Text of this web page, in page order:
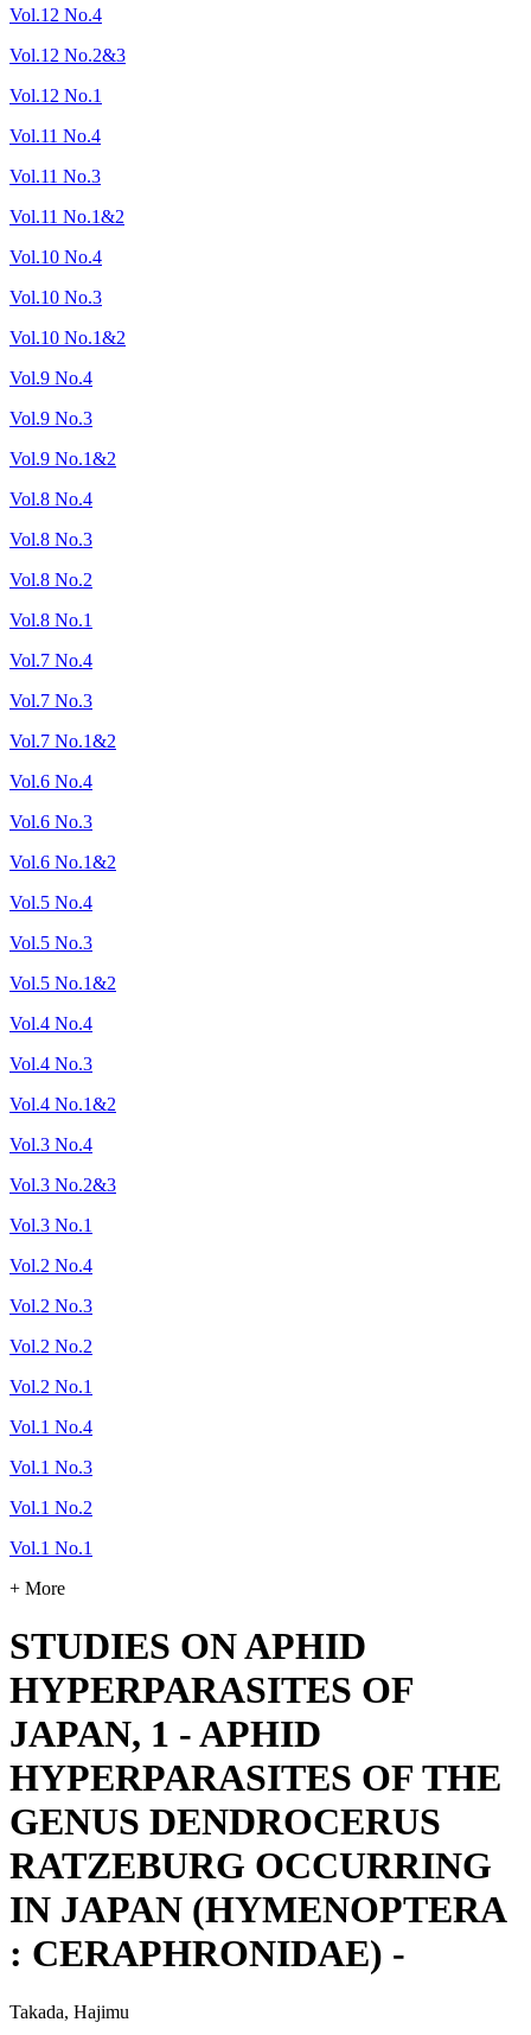
Vol.12 No.4
Vol.12 No.2&3
Vol.12 No.1
Vol.11 No.4
Vol.11 No.3
Vol.11 No.1&2
Vol.10 No.4
Vol.10 No.3
Vol.10 No.1&2
Vol.9 No.4
Vol.9 No.3
Vol.9 No.1&2
Vol.8 No.4
Vol.8 No.3
Vol.8 No.2
Vol.8 No.1
Vol.7 No.4
Vol.7 No.3
Vol.7 No.1&2
Vol.6 No.4
Vol.6 No.3
Vol.6 No.1&2
Vol.5 No.4
Vol.5 No.3
Vol.5 No.1&2
Vol.4 No.4
Vol.4 No.3
Vol.4 No.1&2
Vol.3 No.4
Vol.3 No.2&3
Vol.3 No.1
Vol.2 No.4
Vol.2 No.3
Vol.2 No.2
Vol.2 No.1
Vol.1 No.4
Vol.1 No.3
Vol.1 No.2
Vol.1 No.1
+ More
STUDIES ON APHID
HYPERPARASITES OF
JAPAN, 1 - APHID
HYPERPARASITES OF THE
GENUS DENDROCERUS
RATZEBURG OCCURRING
IN JAPAN (HYMENOPTERA
: CERAPHRONIDAE) -
Takada, Hajimu